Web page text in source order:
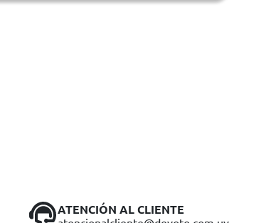
ATENCIÓN AL CLIENTE